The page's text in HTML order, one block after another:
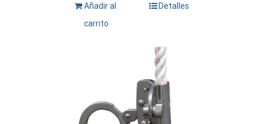
Añadir al
carrito
Detalles